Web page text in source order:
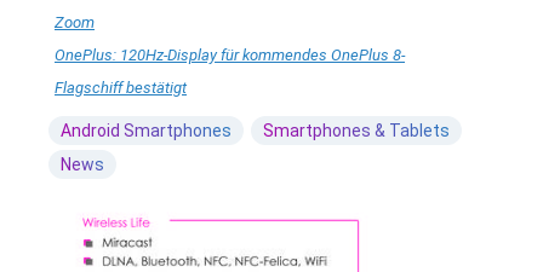
Zoom
OnePlus: 120Hz-Display für kommendes OnePlus 8-
Flagschiff bestätigt
Android Smartphones
Smartphones & Tablets
News